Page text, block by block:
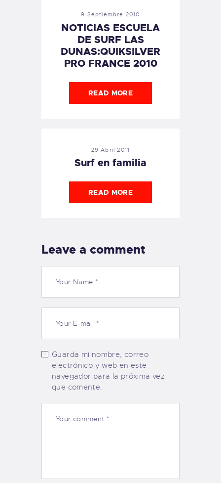
9 Septiembre 2010
NOTICIAS ESCUELA
DE SURF LAS
DUNAS:QUIKSILVER
PRO FRANCE 2010
READ MORE
29 Abril 2011
Surf en familia
READ MORE
Leave a comment
Guarda mi nombre, correo
electrónico y web en este
navegador para la próxima vez
que comente.